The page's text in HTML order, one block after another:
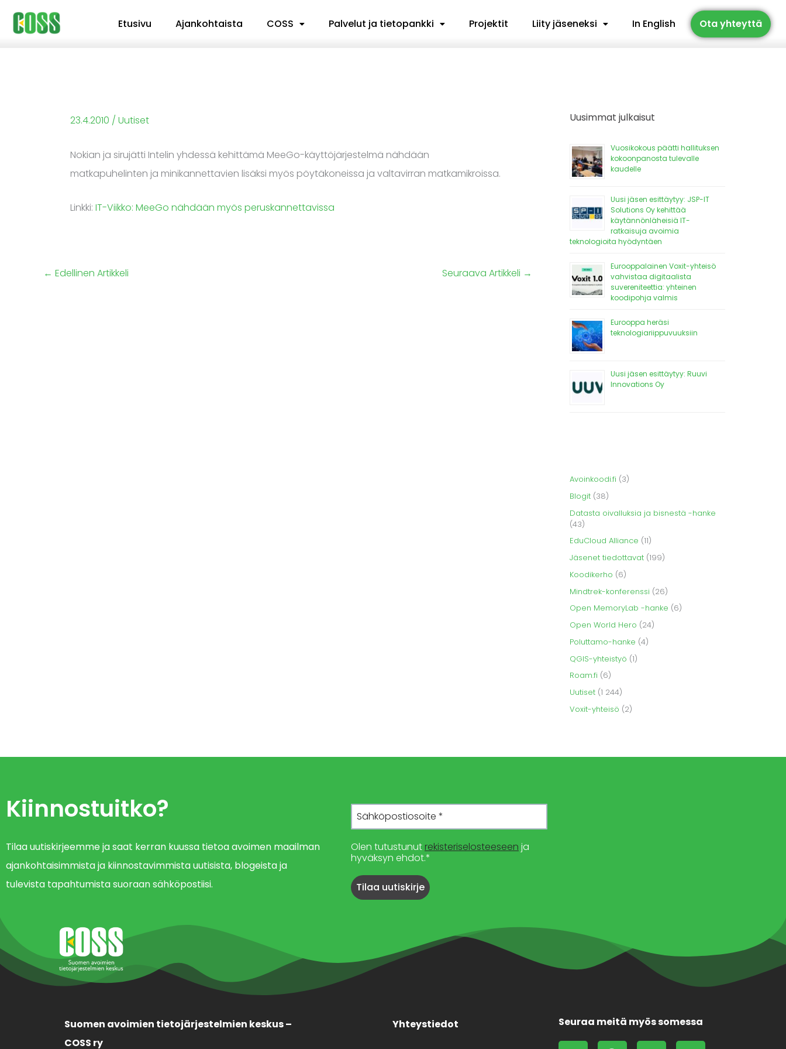
Siirry
sisältöön
Etusivu Ajankohtaista COSS Palvelut ja tietopankki Projektit Liity jäseneksi In English Ota yhteyttä
23.4.2010 / Uutiset
Nokian ja sirujätti Intelin yhdessä kehittämä MeeGo-käyttöjärjestelmä nähdään
matkapuhelinten ja minikannettavien lisäksi myös pöytäkoneissa ja valtavirran matkamikroissa.
Linkki: IT-Viikko: MeeGo nähdään myös peruskannettavissa
← Edellinen Artikkeli Seuraava Artikkeli →
Uusimmat julkaisut
Vuosikokous päätti hallituksen
kokoonpanosta tulevalle
kaudelle
Uusi jäsen esittäytyy: JSP-IT
Solutions Oy kehittää
käytännönläheisiä IT-
ratkaisuja avoimia
teknologioita hyödyntäen
Eurooppalainen Voxit-yhteisö
vahvistaa digitaalista
suvereniteettia: yhteinen
koodipohja valmis
Eurooppa heräsi
teknologiariippuvuuksiin
Uusi jäsen esittäytyy: Ruuvi
Innovations Oy
Avoinkoodi.fi (3)
Blogit (38)
Datasta oivalluksia ja bisnestä -hanke
(43)
EduCloud Alliance (11)
Jäsenet tiedottavat (199)
Koodikerho (6)
Mindtrek-konferenssi (26)
Open MemoryLab -hanke (6)
Open World Hero (24)
Poluttamo-hanke (4)
QGIS-yhteistyö (1)
Roam.fi (6)
Uutiset (1 244)
Voxit-yhteisö (2)
Kiinnostuitko?
Tilaa uutiskirjeemme ja saat kerran kuussa tietoa avoimen maailman
ajankohtaisimmista ja kiinnostavimmista uutisista, blogeista ja
tulevista tapahtumista suoraan sähköpostiisi.
Olen tutustunut rekisteriselosteeseen ja
hyväksyn ehdot.*
Suomen avoimien tietojärjestelmien keskus –
COSS ry
Yhteystiedot Seuraa meitä myös somessa